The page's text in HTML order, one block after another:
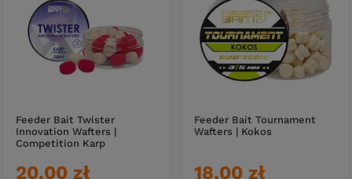
Feeder Bait Twister
Innovation Wafters |
Competition Karp
20,00 zł
Feeder Bait Tournament
Wafters | Kokos
18,00 zł